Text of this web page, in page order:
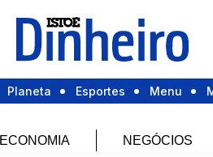
Planeta Esportes Menu
ECONOMIA NEGÓCIOS